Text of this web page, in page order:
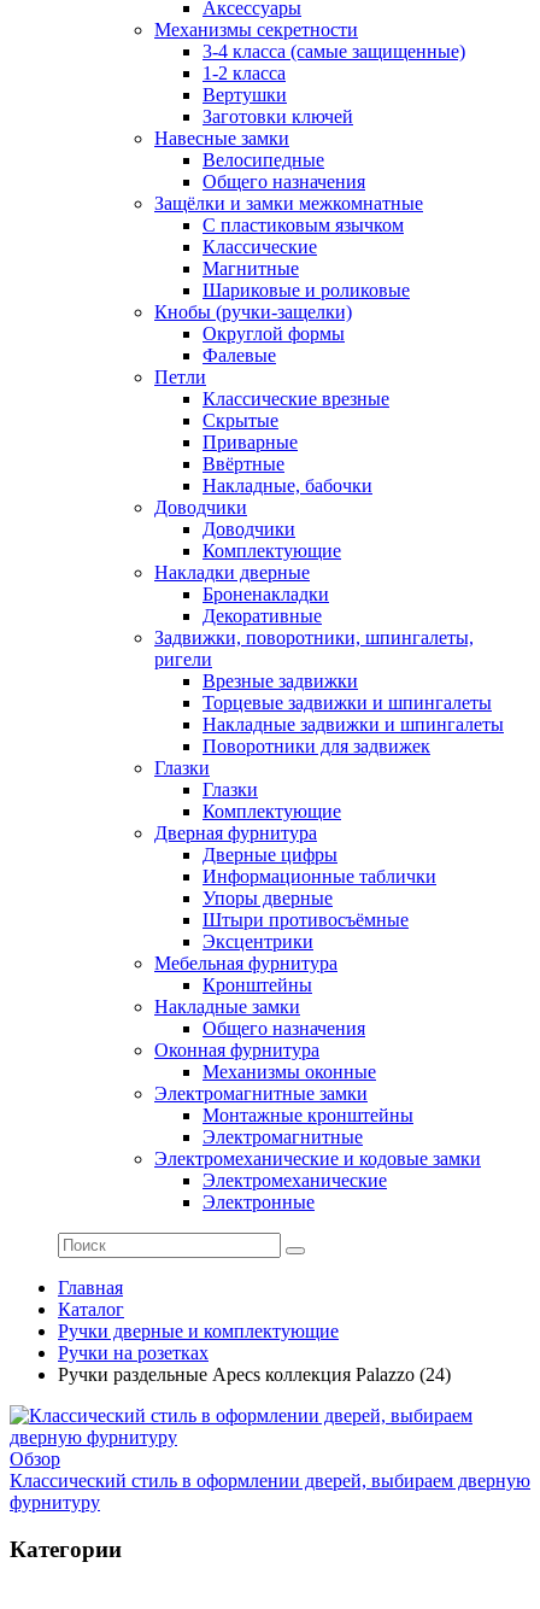
Аксессуары
Механизмы секретности
3-4 класса (самые защищенные)
1-2 класса
Вертушки
Заготовки ключей
Навесные замки
Велосипедные
Общего назначения
Защёлки и замки межкомнатные
С пластиковым язычком
Классические
Магнитные
Шариковые и роликовые
Кнобы (ручки-защелки)
Округлой формы
Фалевые
Петли
Классические врезные
Скрытые
Приварные
Ввёртные
Накладные, бабочки
Доводчики
Доводчики
Комплектующие
Накладки дверные
Броненакладки
Декоративные
Задвижки, поворотники, шпингалеты,
ригели
Врезные задвижки
Торцевые задвижки и шпингалеты
Накладные задвижки и шпингалеты
Поворотники для задвижек
Глазки
Глазки
Комплектующие
Дверная фурнитура
Дверные цифры
Информационные таблички
Упоры дверные
Штыри противосъёмные
Эксцентрики
Мебельная фурнитура
Кронштейны
Накладные замки
Общего назначения
Оконная фурнитура
Механизмы оконные
Электромагнитные замки
Монтажные кронштейны
Электромагнитные
Электромеханические и кодовые замки
Электромеханические
Электронные
Главная
Каталог
Ручки дверные и комплектующие
Ручки на розетках
Ручки раздельные Apecs коллекция Palazzo (24)
Обзор
Классический стиль в оформлении дверей, выбираем дверную
фурнитуру
Категории